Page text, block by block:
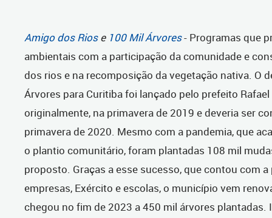
Amigo dos Riose 100 Mil Árvores- Programas que
ambientais com a participação da comunidade e
dos rios e na recomposição da vegetação nativa. O
Árvores para Curitiba foi lançado pelo prefeito Rafael
originalmente, na primavera de 2019 e deveria ser
primavera de 2020. Mesmo com a pandemia, que
o plantio comunitário, foram plantadas 108 mil
proposto. Graças a esse sucesso, que contou com
empresas, Exército e escolas, o município vem
chegou no fim de 2023 a 450 mil árvores plantadas.